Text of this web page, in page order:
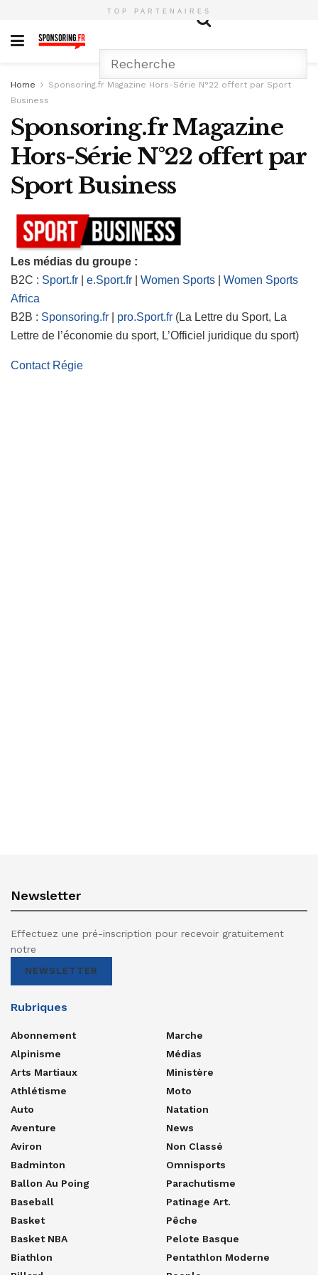
TOP PARTENAIRES
Home
Sponsoring.fr Magazine Hors-Série N°22 offert par Sport
Business
Sponsoring.fr Magazine
Hors-Série N°22 offert par
Sport Business
Les médias du groupe :
B2C : Sport.fr e.Sport.fr Women Sports
Women Sports
Africa
B2B : Sponsoring.fr pro.Sport.fr (La Lettre du Sport, La
Lettre de l’économie du sport, L’Officiel juridique du sport)
Contact Régie
Newsletter
Effectuez une pré-inscription pour recevoir gratuitement
notre
NEWSLETTER
Rubriques
Abonnement
Alpinisme
Arts Martiaux
Athlétisme
Auto
Aventure
Aviron
Badminton
Ballon Au Poing
Baseball
Basket
Basket NBA
Biathlon
Marche
Médias
Ministère
Moto
Natation
News
Non Classé
Omnisports
Parachutisme
Patinage Art.
Pêche
Pelote Basque
Pentathlon Moderne